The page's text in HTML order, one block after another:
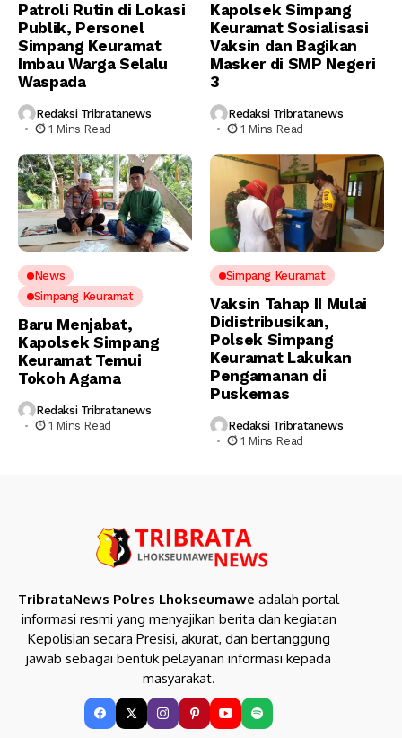
Patroli Rutin di Lokasi
Publik, Personel
Simpang Keuramat
Imbau Warga Selalu
Waspada
Redaksi Tribratanews
1 Mins Read
Kapolsek Simpang
Keuramat Sosialisasi
Vaksin dan Bagikan
Masker di SMP Negeri
3
Redaksi Tribratanews
1 Mins Read
News
Simpang Keuramat
Baru Menjabat,
Kapolsek Simpang
Keuramat Temui
Tokoh Agama
Redaksi Tribratanews
1 Mins Read
Simpang Keuramat
Vaksin Tahap II Mulai
Didistribusikan,
Polsek Simpang
Keuramat Lakukan
Pengamanan di
Puskemas
Redaksi Tribratanews
1 Mins Read
TribrataNews Polres Lhokseumawe adalah portal
informasi resmi yang menyajikan berita dan kegiatan
Kepolisian secara Presisi, akurat, dan bertanggung
jawab sebagai bentuk pelayanan informasi kepada
masyarakat.